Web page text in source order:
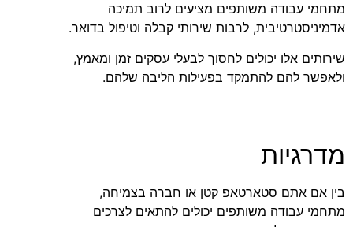
מתחמי עבודה משותפים מציעים לרוב תמיכה
אדמיניסטרטיבית, לרבות שירותי קבלה וטיפול בדואר.
שירותים אלו יכולים לחסוך לבעלי עסקים זמן ומאמץ,
ולאפשר להם להתמקד בפעילות הליבה שלהם.
מדרגיות
בין אם אתם סטארטאפ קטן או חברה בצמיחה,
מתחמי עבודה משותפים יכולים להתאים לצרכים